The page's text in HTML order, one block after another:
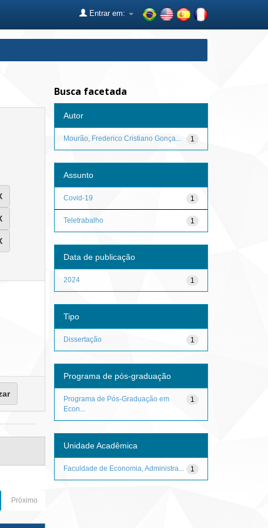
Entrar em:
Próximo
Busca facetada
Autor
1
Mourão, Frederico Cristiano Gonça...
Assunto
1
Covid-19
1
Teletrabalho
Data de publicação
1
2024
Tipo
1
Dissertação
Programa de pós-graduação
1
Programa de Pós-Graduação em
Econ...
Unidade Acadêmica
1
Faculdade de Economia, Administra...